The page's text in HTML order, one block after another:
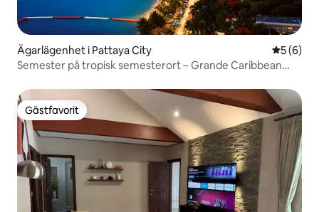
Ägarlägenhet i Pattaya City 5 av 5 i
5 (6)
Semester på tropisk semesterort – Grande Caribbean
Gästfavorit
Gästfavorit